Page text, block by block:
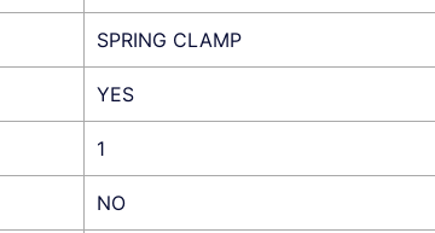
SPRING CLAMP
YES
1
NO